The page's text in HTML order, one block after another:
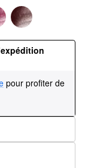
pour profiter de